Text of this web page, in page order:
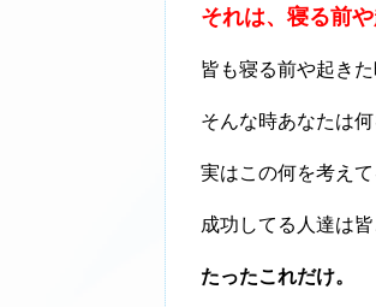
それは、寝る前や
皆も寝る前や起き
そんな時あなたは
実はこの何を考え
成功してる人達は
たったこれだけ。